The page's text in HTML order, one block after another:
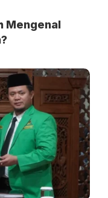
Mengenal